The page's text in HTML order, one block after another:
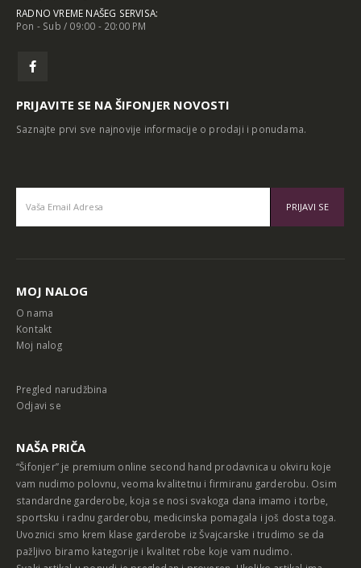
RADNO VREME NAŠEG SERVISA:
Pon - Sub / 09:00 - 20:00 PM
PRIJAVITE SE NA ŠIFONJER NOVOSTI
Saznajte prvi sve najnovije informacije o prodaji i ponudama.
MOJ NALOG
O nama
Kontakt
Moj nalog
Pregled narudžbina
Odjavi se
NAŠA PRIČA
“Šifonjer” je premium online second hand prodavnica u okviru koje
vam nudimo polovnu, veoma kvalitetnu i firmiranu garderobu. Osim
standardne garderobe, koja se nosi svakoga dana imamo i torbe,
sportsku i radnu garderobu, medicinska pomagala i još dosta toga.
Uvoznici smo krem klase garderobe iz Švajcarske i trudimo se da
pažljivo biramo kategorije i kvalitet robe koje vam nudimo.